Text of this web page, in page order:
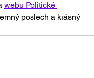
webu Politické
poslech a krásný